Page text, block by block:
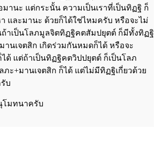
านะ แต่กระนั้น ความเป็นเราที่เป็นทิฏฐิ ก็
และมานะ ด้วยก็ได้ใช่ไหมครับ หรือจะไม่
ถ้าเป็นโลภมูลจิตทิฏฐิคตสัมปยุตต์ ก็มีทั้งทิฏฐิ
านเจตสิก เกิดร่วมกันหมดก็ได้ หรือจะ
ด้ แต่ถ้าเป็นทิฏฐิคตวิปปยุตต์ ก็เป็นโลภ
ภะ+มานเจตสิก ก็ได้ แต่ไม่มีทิฏฐิเกี่ยวด้วย
บ
มทนาครับ